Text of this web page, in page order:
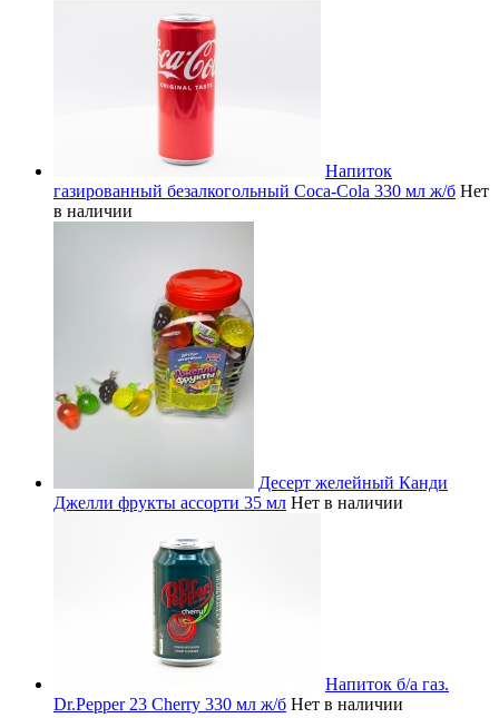
Напиток
газированный безалкогольный Coca-Cola 330 мл ж/б Нет
в наличии
Десерт желейный Канди
Джелли фрукты ассорти 35 мл Нет в наличии
Напиток б/а газ.
Dr.Pepper 23 Cherry 330 мл ж/б Нет в наличии